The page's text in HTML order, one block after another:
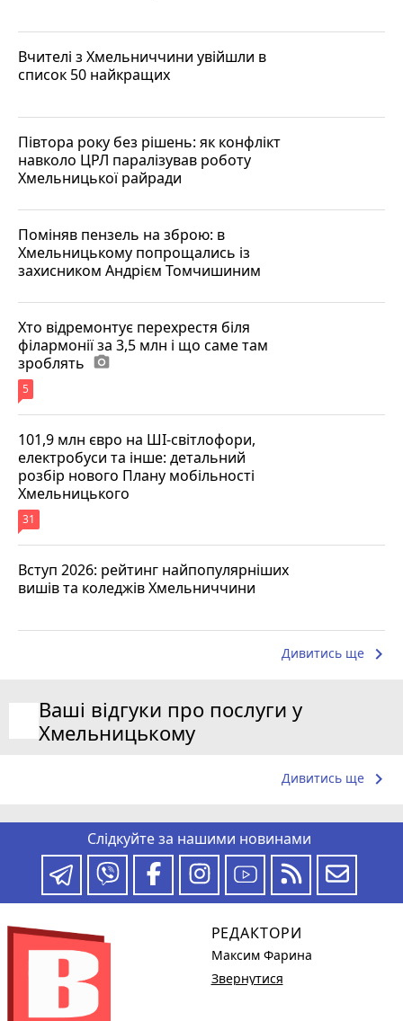
Вчителі з Хмельниччини увійшли в
список 50 найкращих
Півтора року без рішень: як конфлікт
навколо ЦРЛ паралізував роботу
Хмельницької райради
Поміняв пензель на зброю: в
Хмельницькому попрощались із
захисником Андрієм Томчишиним
Хто відремонтує перехрестя біля
філармонії за 3,5 млн і що саме там
зроблять photo_camera
5
101,9 млн євро на ШІ-світлофори,
електробуси та інше: детальний
розбір нового Плану мобільності
Хмельницького
31
Вступ 2026: рейтинг найпопулярніших
вишів та коледжів Хмельниччини
Дивитись ще keyboard_arrow_right
Ваші відгуки про послуги у
Хмельницькому
Дивитись ще keyboard_arrow_right
Слідкуйте за нашими новинами
РЕДАКТОРИ
Максим Фарина
Звернутися